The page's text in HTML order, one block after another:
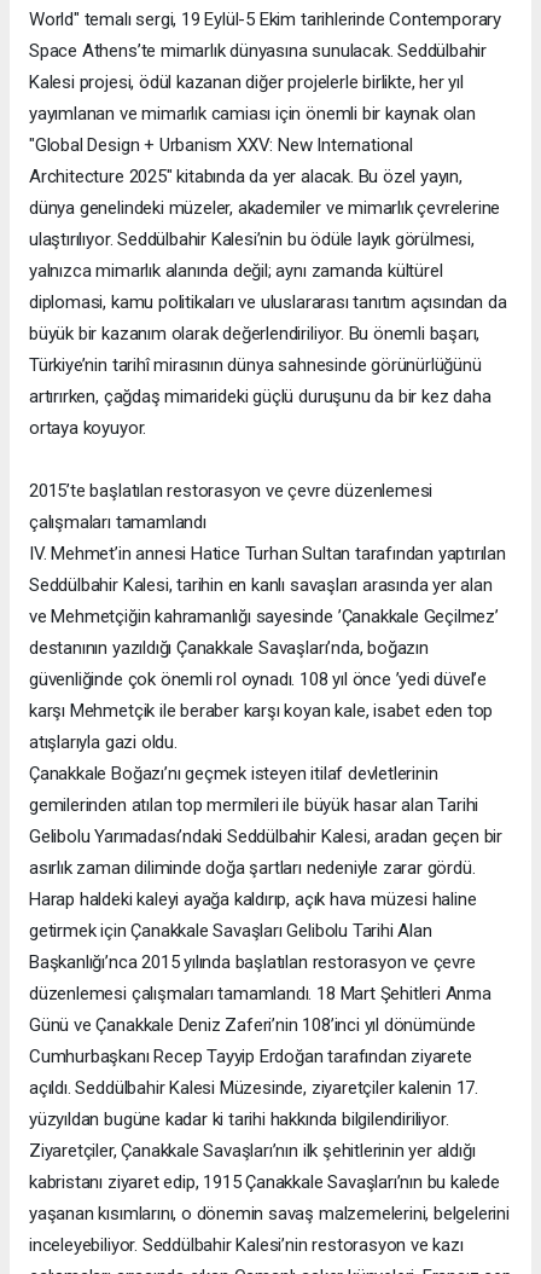
World" temalı sergi, 19 Eylül-5 Ekim tarihlerinde Contemporary
Space Athens’te mimarlık dünyasına sunulacak. Seddülbahir
Kalesi projesi, ödül kazanan diğer projelerle birlikte, her yıl
yayımlanan ve mimarlık camiası için önemli bir kaynak olan
"Global Design + Urbanism XXV: New International
Architecture 2025" kitabında da yer alacak. Bu özel yayın,
dünya genelindeki müzeler, akademiler ve mimarlık çevrelerine
ulaştırılıyor. Seddülbahir Kalesi’nin bu ödüle layık görülmesi,
yalnızca mimarlık alanında değil; aynı zamanda kültürel
diplomasi, kamu politikaları ve uluslararası tanıtım açısından da
büyük bir kazanım olarak değerlendiriliyor. Bu önemli başarı,
Türkiye’nin tarihî mirasının dünya sahnesinde görünürlüğünü
artırırken, çağdaş mimarideki güçlü duruşunu da bir kez daha
ortaya koyuyor.
2015’te başlatılan restorasyon ve çevre düzenlemesi
çalışmaları tamamlandı
IV. Mehmet’in annesi Hatice Turhan Sultan tarafından yaptırılan
Seddülbahir Kalesi, tarihin en kanlı savaşları arasında yer alan
ve Mehmetçiğin kahramanlığı sayesinde ’Çanakkale Geçilmez’
destanının yazıldığı Çanakkale Savaşları’nda, boğazın
güvenliğinde çok önemli rol oynadı. 108 yıl önce ’yedi düvel’e
karşı Mehmetçik ile beraber karşı koyan kale, isabet eden top
atışlarıyla gazi oldu.
Çanakkale Boğazı’nı geçmek isteyen itilaf devletlerinin
gemilerinden atılan top mermileri ile büyük hasar alan Tarihi
Gelibolu Yarımadası’ndaki Seddülbahir Kalesi, aradan geçen bir
asırlık zaman diliminde doğa şartları nedeniyle zarar gördü.
Harap haldeki kaleyi ayağa kaldırıp, açık hava müzesi haline
getirmek için Çanakkale Savaşları Gelibolu Tarihi Alan
Başkanlığı’nca 2015 yılında başlatılan restorasyon ve çevre
düzenlemesi çalışmaları tamamlandı. 18 Mart Şehitleri Anma
Günü ve Çanakkale Deniz Zaferi’nin 108’inci yıl dönümünde
Cumhurbaşkanı Recep Tayyip Erdoğan tarafından ziyarete
açıldı. Seddülbahir Kalesi Müzesinde, ziyaretçiler kalenin 17.
yüzyıldan bugüne kadar ki tarihi hakkında bilgilendiriliyor.
Ziyaretçiler, Çanakkale Savaşları’nın ilk şehitlerinin yer aldığı
kabristanı ziyaret edip, 1915 Çanakkale Savaşları’nın bu kalede
yaşanan kısımlarını, o dönemin savaş malzemelerini, belgelerini
inceleyebiliyor. Seddülbahir Kalesi’nin restorasyon ve kazı